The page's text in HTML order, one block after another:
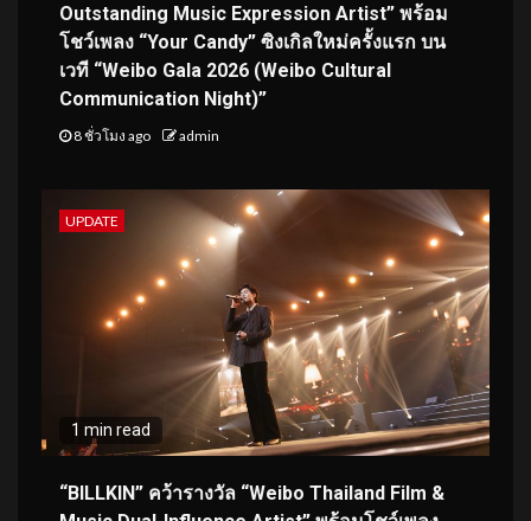
Outstanding Music Expression Artist” พร้อม
โชว์เพลง “Your Candy” ซิงเกิลใหม่ครั้งแรก บน
เวที “Weibo Gala 2026 (Weibo Cultural
Communication Night)”
8 ชั่วโมง ago admin
UPDATE
1 min read
“BILLKIN” คว้ารางวัล “Weibo Thailand Film &